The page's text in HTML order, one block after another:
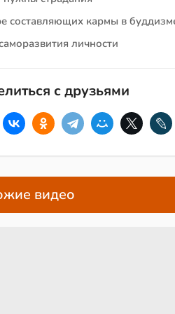
составляющих кармы в
личности
с друзьями
видео